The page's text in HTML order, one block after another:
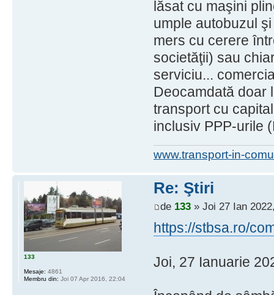
lăsat cu maşini
umple autobuzul
mers cu cerere
societăţii) sau
serviciu...
Deocamdată doar
transport cu
inclusiv PPP-urile
www.transport-in-
Re: Ştiri
de 133» Joi 27 Ian
https://stbsa.ro/
Joi, 27 Ianuarie
133
Mesaje: 4861
Membru din: Joi 07 Apr 2016, 22:04